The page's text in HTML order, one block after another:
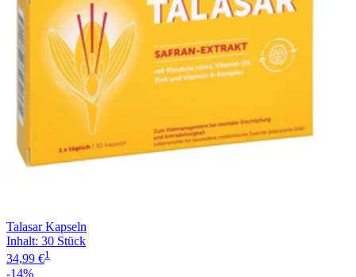
Talasar Kapseln
Inhalt: 30 Stück
34,99 €1
-14%